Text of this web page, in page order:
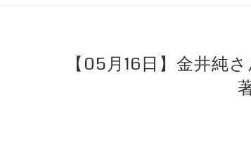
【05月16日】金井純